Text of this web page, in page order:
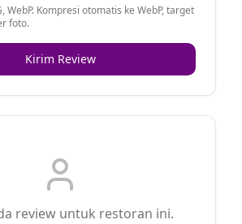
WebP. Kompresi otomatis ke WebP, target
foto.
Kirim Review
review untuk restoran ini.